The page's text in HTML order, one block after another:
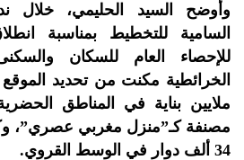
وأوضح السيد الحليمي، خلال
السامية للتخطيط بمناسبة
مصنفة كـ”منزل مغربي عصري”،
34 ألف دوار في الوسط القروي.